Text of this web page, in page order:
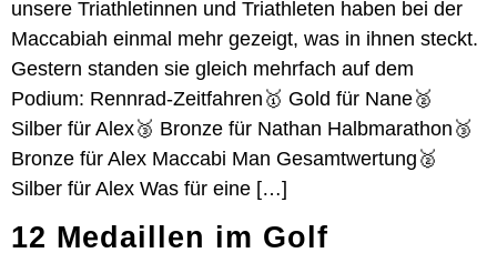
unsere Triathletinnen und Triathleten haben bei der
Maccabiah einmal mehr gezeigt, was in ihnen steckt.
Gestern standen sie gleich mehrfach auf dem
Podium: Rennrad-Zeitfahren🥇 Gold für Nane🥈
Silber für Alex🥉 Bronze für Nathan Halbmarathon🥉
Bronze für Alex Maccabi Man Gesamtwertung🥈
Silber für Alex Was für eine […]
12 Medaillen im Golf